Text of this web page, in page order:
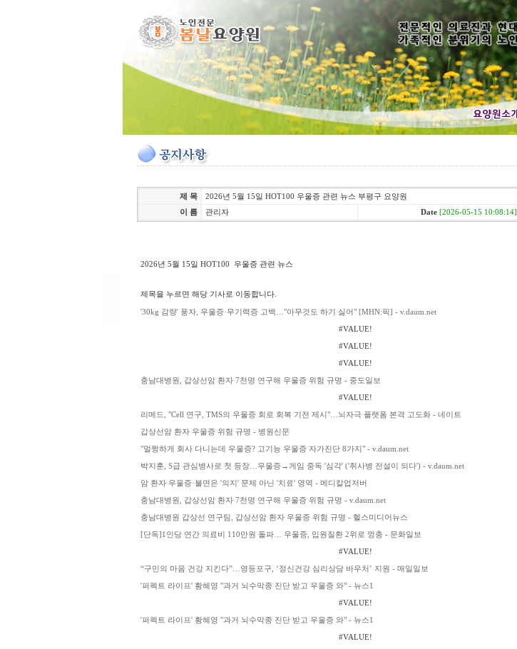
제 목
2026년 5월 15일 HOT100 우울증 관련 뉴스 부평구 요양원
이 름
관리자 Date [2026-05-15 10:08:14]
2026년 5월 15일 HOT100 우울증 관련 뉴스
제목을 누르면 해당 기사로 이동합니다.
'30kg 감량' 풍자, 우울증·무기력증 고백…"아무것도 하기 싫어" [MHN:픽] - v.daum.net
#VALUE!
#VALUE!
#VALUE!
충남대병원, 갑상선암 환자 7천명 연구해 우울증 위험 규명 - 중도일보
#VALUE!
리메드, "Cell 연구, TMS의 우울증 회로 회복 기전 제시"…뇌자극 플랫폼 본격 고도화 - 네이트
갑상선암 환자 우울증 위험 규명 - 병원신문
"멀쩡하게 회사 다니는데 우울증? 고기능 우울증 자가진단 8가지" - v.daum.net
박지훈, S급 관심병사로 첫 등장…우울증→게임 중독 '심각' ('취사병 전설이 되다') - v.daum.net
암 환자 우울증·불면은 '의지' 문제 아닌 '치료' 영역 - 메디칼업저버
충남대병원, 갑상선암 환자 7천명 연구해 우울증 위험 규명 - v.daum.net
충남대병원 갑상선 연구팀, 갑상선암 환자 우울증 위험 규명 - 헬스미디어뉴스
[단독]1인당 연간 의료비 110만원 돌파… 우울증, 입원질환 2위로 껑충 - 문화일보
#VALUE!
“구민의 마음 건강 지킨다”…영등포구, ‘정신건강 심리상담 바우처’ 지원 - 매일일보
'퍼펙트 라이프' 황혜영 "과거 뇌수막종 진단 받고 우울증 와" - 뉴스1
#VALUE!
'퍼펙트 라이프' 황혜영 "과거 뇌수막종 진단 받고 우울증 와" - 뉴스1
#VALUE!